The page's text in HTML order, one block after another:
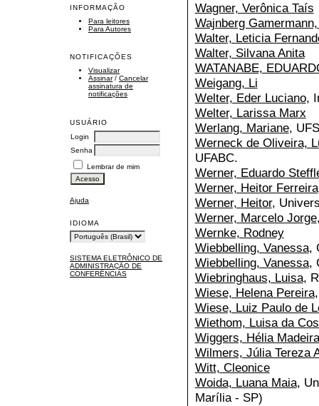
INFORMAÇÃO
Para leitores
Para Autores
NOTIFICAÇÕES
Visualizar
Assinar/ Cancelar
assinatura de
notificações
USUÁRIO
Login
Senha
Lembrar de mim
Ajuda
IDIOMA
SISTEMA ELETRÔNICO DE
ADMINISTRAÇÃO DE
CONFERÊNCIAS
Wagner, Verônica Taís
Wajnberg
Walter, Leticia
Walter, Silvana Anita
WATANABE,
Weigang, Li
Welter, Eder Luciano,
Welter, Larissa Marx
Werlang, Mariane,
Werneck de Oliveira,
UFABC.
Werner, Eduardo
Werner, Heitor Ferreira
Werner, Heitor,
Werner, Marcelo Jorge
Wernke, Rodney
Wiebbelling, Vanessa,
Wiebbelling, Vanessa,
Wiebringhaus, Luisa,
Wiese, Helena Pereira
Wiese, Luiz Paulo de
Wiethom, Luisa da
Wiggers, Hélia Madeira
Wilmers, Júlia Tereza
Witt, Cleonice
Woida, Luana Maia,
Marília - SP)